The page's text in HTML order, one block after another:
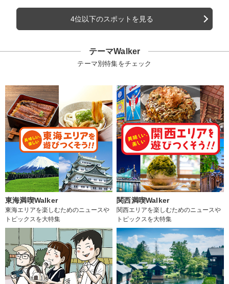
4位以下のスポットを見る
テーマWalker
テーマ別特集をチェック
東海満喫Walker
東海エリアを楽しむためのニュースや
トピックスを大特集
関西満喫Walker
関西エリアを楽しむためのニュースや
トピックスを大特集